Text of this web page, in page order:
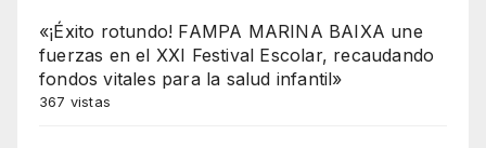
«¡Éxito rotundo! FAMPA MARINA BAIXA une
fuerzas en el XXI Festival Escolar, recaudando
fondos vitales para la salud infantil»
367 vistas